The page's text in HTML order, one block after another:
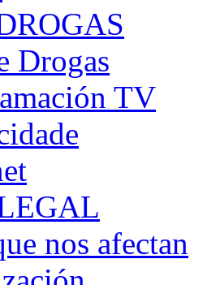
Drogas
TV
nos afectan